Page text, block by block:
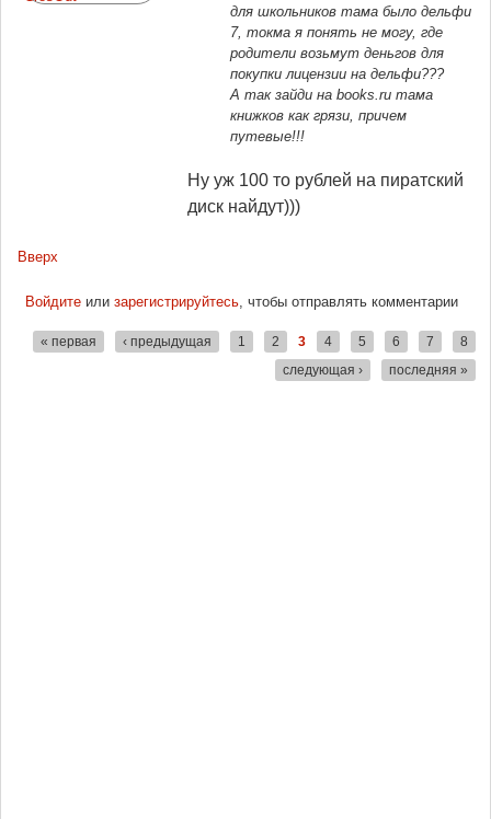
для школьников тама было дельфи
7, токма я понять не могу, где
родители возьмут деньгов для
покупки лицензии на дельфи???
А так зайди на books.ru тама
книжков как грязи, причем
путевые!!!
Ну уж 100 то рублей на пиратский
диск найдут)))
Вверх
Войдитеили зарегистрируйтесь, чтобы отправлять комментарии
« первая ‹ предыдущая 1 2 3 4 5 6 7
8
следующая ›
последняя »